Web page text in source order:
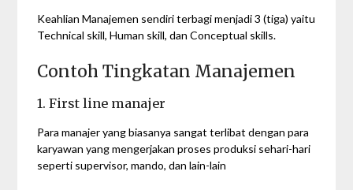
Keahlian Manajemen sendiri terbagi menjadi 3 (tiga) yaitu
Technical skill, Human skill, dan Conceptual skills.
Contoh Tingkatan Manajemen
1. First line manajer
Para manajer yang biasanya sangat terlibat dengan para
karyawan yang mengerjakan proses produksi sehari-hari
seperti supervisor, mando, dan lain-lain